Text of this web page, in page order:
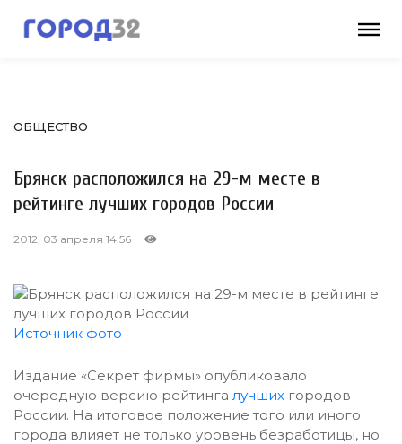
ОБЩЕСТВО
Брянск расположился на 29-м месте в
рейтинге лучших городов России
2012, 03 апреля 14:56
Источник фото
Издание «Секрет фирмы» опубликовало
очередную версию рейтинга лучших городов
России. На итоговое положение того или иного
города влияет не только уровень безработицы, но